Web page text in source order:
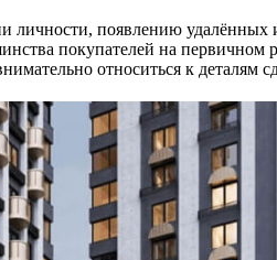
личности, появлению
покупателей на
относиться к деталям